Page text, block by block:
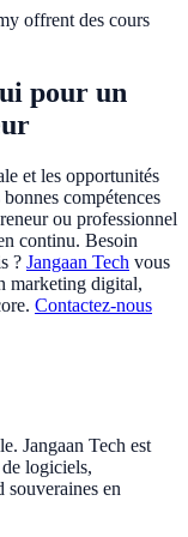
offrent des cours
pour un
et les opportunités
compétences
ou professionnel
continu. Besoin
? Jangaan Tech vous
marketing digital,
Contactez-nous
Jangaan Tech est
logiciels,
en